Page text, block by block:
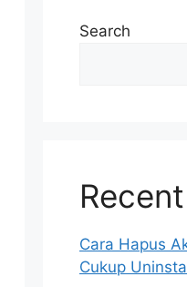
Search
Cara Hapus
Cukup